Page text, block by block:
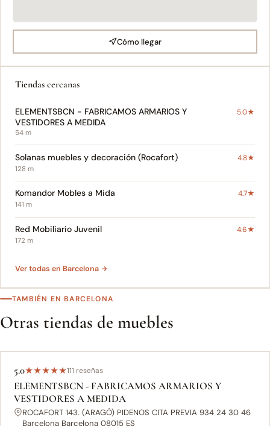
Cómo llegar
Tiendas cercanas
ELEMENTSBCN - FABRICAMOS ARMARIOS Y
VESTIDORES A MEDIDA
5.0★
54 m
Solanas muebles y decoración (Rocafort) 4.8★
128 m
Komandor Mobles a Mida 4.7★
141 m
Red Mobiliario Juvenil 4.6★
172 m
Ver todas en Barcelona ‎
TAMBIÉN EN BARCELONA ‎
Otras tiendas de muebles
5.0★★★★★111 reseñas
ELEMENTSBCN - FABRICAMOS ARMARIOS Y
VESTIDORES A MEDIDA
ROCAFORT 143. (ARAGÓ) PIDENOS CITA PREVIA 934 24 30 46
Barcelona Barcelona 08015 ES